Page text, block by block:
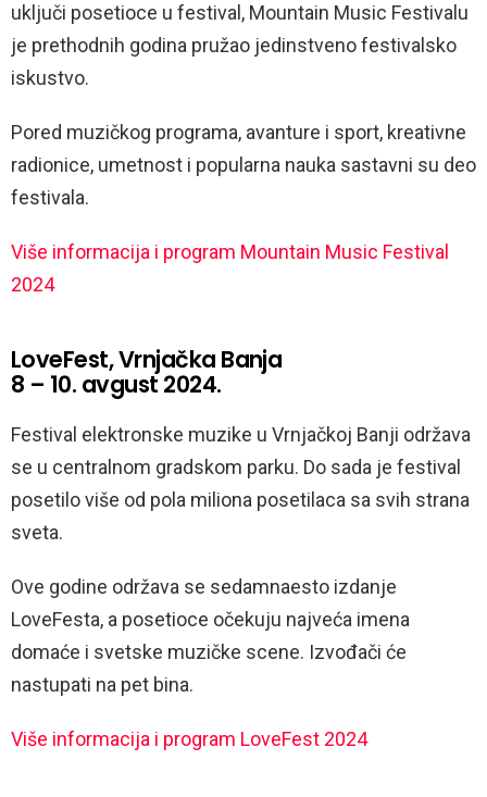
uključi posetioce u festival, Mountain Music Festivalu
je prethodnih godina pružao jedinstveno festivalsko
iskustvo.
Pored muzičkog programa, avanture i sport, kreativne
radionice, umetnost i popularna nauka sastavni su deo
festivala.
Više informacija i program Mountain Music Festival
2024
LoveFest, Vrnjačka Banja
8 – 10. avgust 2024.
Festival elektronske muzike u Vrnjačkoj Banji održava
se u centralnom gradskom parku. Do sada je festival
posetilo više od pola miliona posetilaca sa svih strana
sveta.
Ove godine održava se sedamnaesto izdanje
LoveFesta, a posetioce očekuju najveća imena
domaće i svetske muzičke scene. Izvođači će
nastupati na pet bina.
Više informacija i program LoveFest 2024